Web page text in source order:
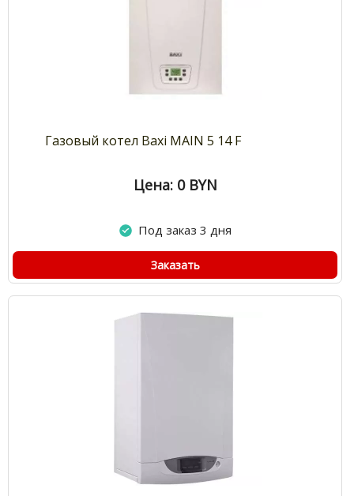
Газовый котел Baxi MAIN 5 14 F
Цена: 0 BYN
Под заказ 3 дня
Заказать